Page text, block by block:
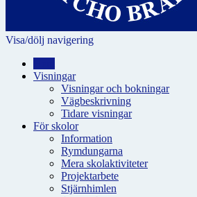
Visa/dölj navigering
Visningar
Visningar och bokningar
Vägbeskrivning
Tidare visningar
För skolor
Information
Rymdungarna
Mera skolaktiviteter
Projektarbete
Stjärnhimlen